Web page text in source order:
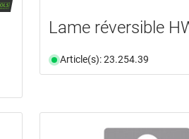
Lame réversible
Article(s): 23.254.39